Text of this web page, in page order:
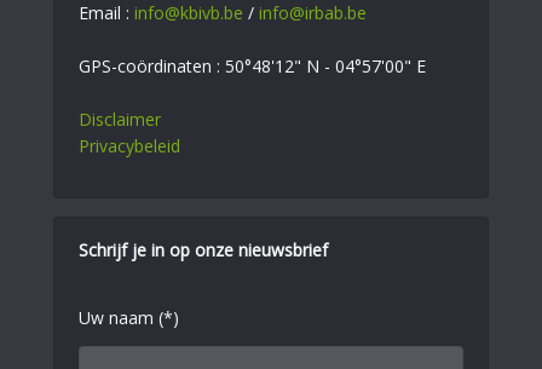
Email : info@kbivb.be / info@irbab.be
GPS-coördinaten : 50°48'12" N - 04°57'00" E
Disclaimer
Privacybeleid
Schrijf je in op onze nieuwsbrief
Uw naam (*)